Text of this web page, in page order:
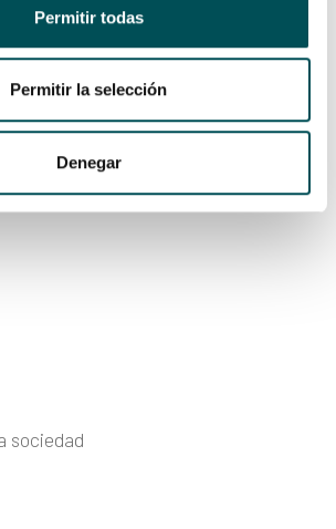
Permitir todas
Permitir la selección
Denegar
las oportunidades”
en los «ojos» de personas con
Arizmendiarrieta por impulsar un
centrado en las personas
sociedad